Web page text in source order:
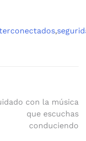
,
con la música
que escuchas
conduciendo